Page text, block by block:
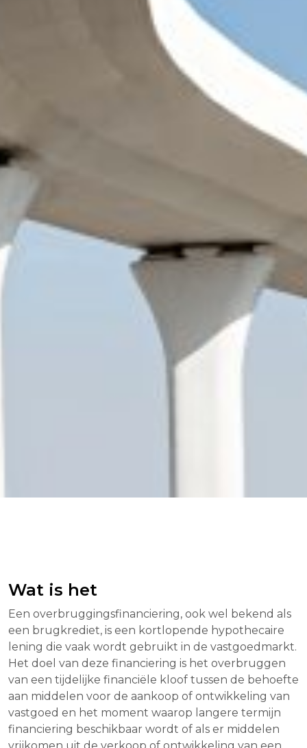
Wat is het
Een overbruggingsfinanciering, ook wel bekend als
een brugkrediet, is een kortlopende hypothecaire
lening die vaak wordt gebruikt in de vastgoedmarkt.
Het doel van deze financiering is het overbruggen
van een tijdelijke financiële kloof tussen de behoefte
aan middelen voor de aankoop of ontwikkeling van
vastgoed en het moment waarop langere termijn
financiering beschikbaar wordt of als er middelen